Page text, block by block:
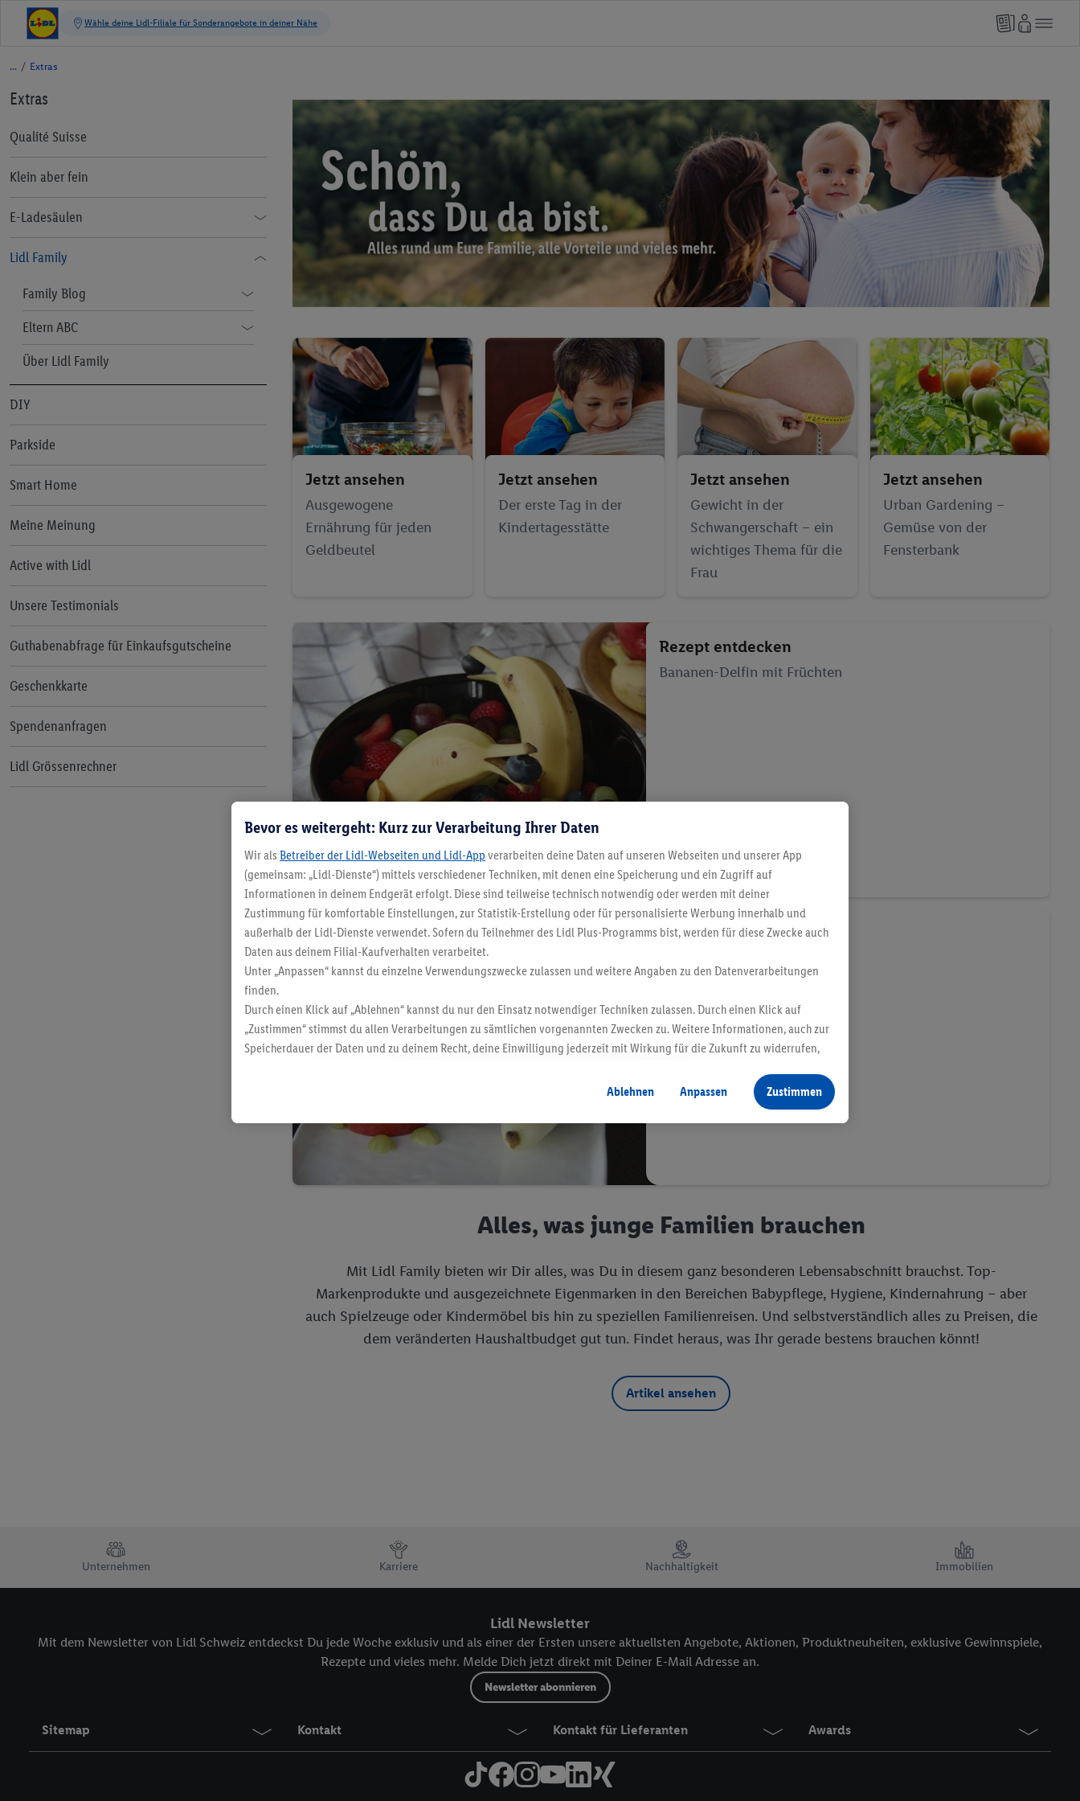
/ Extras
Extras
Qualité Suisse
Klein aber fein
E-Ladesäulen
FAQ
Nutzungsbedingungen
Datenschutzhinweise
Lidl Family
Family Blog
Ernährung
Lifestyle
Kreative-Ecke
Feiern & Schenken
Outdoor & Reisen
Checkliste
Eltern ABC
Schwangerschaft
Stillende Mütter
Junge Eltern
Über Lidl Family
DIY
Parkside
Smart Home
Meine Meinung
Active with Lidl
Unsere Testimonials
Guthabenabfrage für Einkaufsgutscheine
Geschenkkarte
Spendenanfragen
Lidl Grössenrechner
Jetzt ansehen
Ausgewogene
Ernährung für jeden
Geldbeutel
Jetzt ansehen
Der erste Tag in der
Kindertagesstätte
Jetzt ansehen
Gewicht in der
Schwangerschaft – ein
wichtiges Thema für die
Frau
Jetzt ansehen
Urban Gardening –
Gemüse von der
Fensterbank
Rezept entdecken
Bananen-Delfin mit Früchten
Rezept entdecken
Alles, was junge Familien brauchen
Mit Lidl Family bieten wir Dir alles, was Du in diesem ganz besonderen Lebensabschnitt brauchst. Top-
Markenprodukte und ausgezeichnete Eigenmarken in den Bereichen Babypflege, Hygiene, Kindernahrung – aber
auch Spielzeuge oder Kindermöbel bis hin zu speziellen Familienreisen. Und selbstverständlich alles zu Preisen, die
dem veränderten Haushaltbudget gut tun. Findet heraus, was Ihr gerade bestens brauchen könnt!
Artikel ansehen
Unternehmen Karriere Nachhaltigkeit Immobilien
Lidl Newsletter
Mit dem Newsletter von Lidl Schweiz entdeckst Du jede Woche exklusiv und als einer der Ersten unsere aktuellsten Angebote, Aktionen, Produktneuheiten, exklusive Gewinnspiele,
Rezepte und vieles mehr. Melde Dich jetzt direkt mit Deiner E-Mail Adresse an.
Newsletter abonnieren
Sitemap Kontakt Kontakt für Lieferanten Awards
Bevor es weitergeht: Kurz zur Verarbeitung Ihrer Daten
Wir als Betreiber der Lidl-Webseiten und Lidl-App verarbeiten deine Daten auf unseren Webseiten und unserer App
(gemeinsam: „Lidl-Dienste“) mittels verschiedener Techniken, mit denen eine Speicherung und ein Zugriff auf
Informationen in deinem Endgerät erfolgt. Diese sind teilweise technisch notwendig oder werden mit deiner
Zustimmung für komfortable Einstellungen, zur Statistik-Erstellung oder für personalisierte Werbung innerhalb und
außerhalb der Lidl-Dienste verwendet. Sofern du Teilnehmer des Lidl Plus-Programms bist, werden für diese Zwecke auch
Daten aus deinem Filial-Kaufverhalten verarbeitet.
Unter „Anpassen“ kannst du einzelne Verwendungszwecke zulassen und weitere Angaben zu den Datenverarbeitungen
finden.
Durch einen Klick auf „Ablehnen“ kannst du nur den Einsatz notwendiger Techniken zulassen. Durch einen Klick auf
„Zustimmen“ stimmst du allen Verarbeitungen zu sämtlichen vorgenannten Zwecken zu. Weitere Informationen, auch zur
Speicherdauer der Daten und zu deinem Recht, deine Einwilligung jederzeit mit Wirkung für die Zukunft zu widerrufen,
Ablehnen
Anpassen Zustimmen